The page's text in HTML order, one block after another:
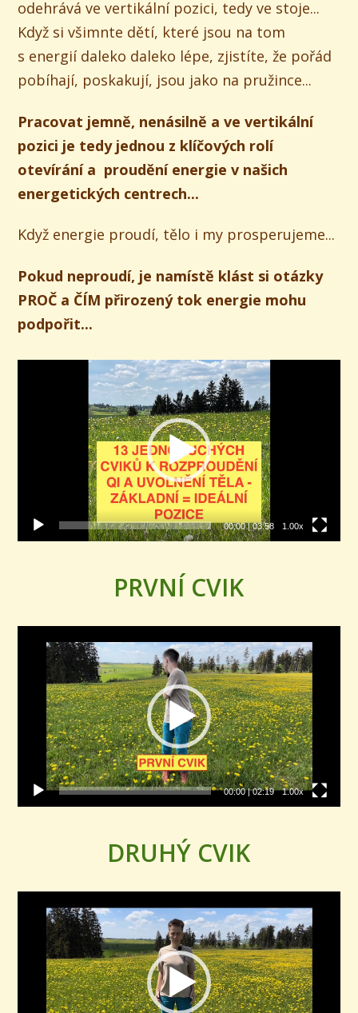
odehrává ve vertikální pozici, tedy ve stoje...
Když si všimnte dětí, které jsou na tom
s energií daleko daleko lépe, zjistíte, že pořád
pobíhají, poskakují, jsou jako na pružince...
Pracovat jemně, nenásilně a ve vertikální
pozici je tedy jednou z klíčových rolí
otevírání a proudění energie v našich
energetických centrech...
Když energie proudí, tělo i my prosperujeme...
Pokud neproudí, je namístě klást si otázky
PROČ a ČÍM přirozený tok energie mohu
podpořit...
00:00|03:58 1.00x
PRVNÍ CVIK
přehrávač
00:00|02:19 1.00x
DRUHÝ CVIK
přehrávač